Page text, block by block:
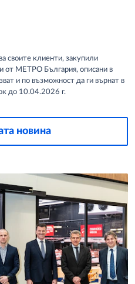
своите клиенти, закупили
от МЕТРО България, описани в
и по възможност да ги върнат в
до 10.04.2026 г.
новина